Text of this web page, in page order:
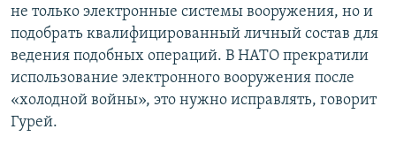
не только электронные системы вооружения, но и
подобрать квалифицированный личный состав для
ведения подобных операций. В НАТО прекратили
использование электронного вооружения после
«холодной войны», это нужно исправлять, говорит
Гурей.